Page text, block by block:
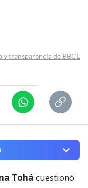
y transparencia de BBCL
Tohá cuestionó